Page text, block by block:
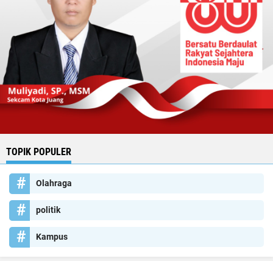
TOPIK POPULER
Olahraga
politik
Kampus